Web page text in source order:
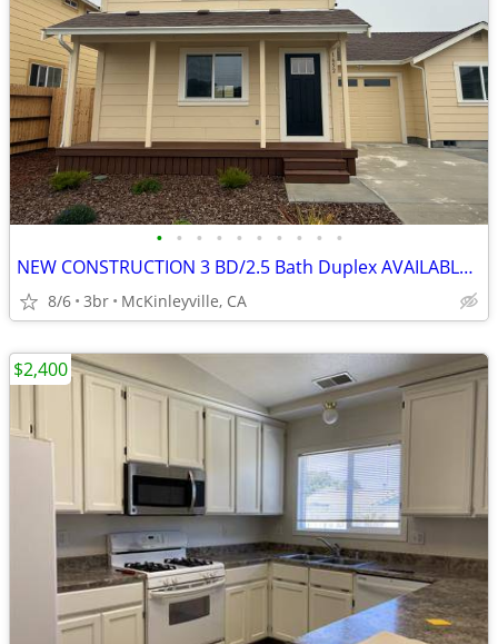
• • • • • • • • • •
NEW CONSTRUCTION 3 BD/2.5 Bath Duplex AVAILABLE NOW!
8/6 3br McKinleyville, CA
$2,400